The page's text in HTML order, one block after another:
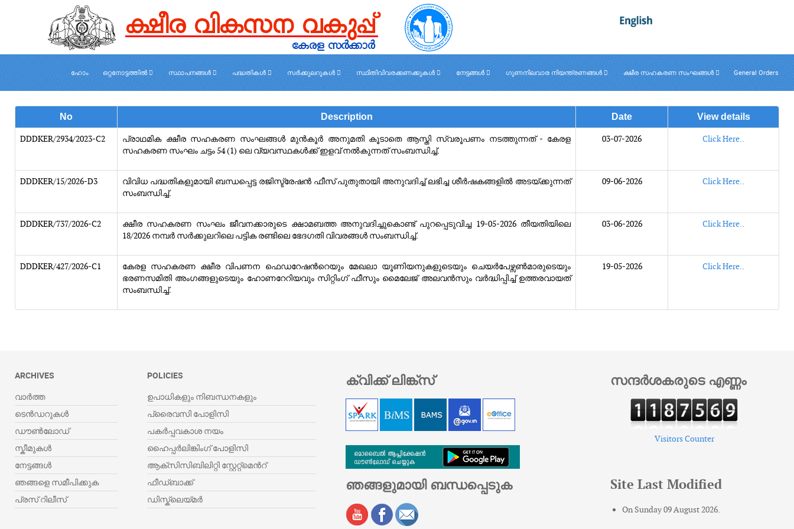
ഹോം ഒറ്റനോട്ടത്തിൽ സ്ഥാപനങ്ങൾ പദ്ധതികൾ സർക്കുലറുകൾ സ്ഥിതിവിവരക്കണക്കുകൾ നേട്ടങ്ങൾ ഗുണനിലവാര നിയന്ത്രണങ്ങൾ ക്ഷീര സഹകരണ സംഘങ്ങൾ General Orders
No Description Date View details
DDDKER/2934/2023-C2
പ്രാഥമിക ക്ഷീര സഹകരണ സംഘങ്ങള്‍ മുന്‍‌കൂര്‍ അനുമതി കൂടാതെ ആസ്തി സ്വരൂപണം നടത്തുന്നത് - കേരള
സഹകരണ സംഘം ചട്ടം 54 (1) ലെ വ്യവസ്ഥകള്‍ക്ക് ഇളവ് നല്‍കുന്നത് സംബന്ധിച്ച്.
03-07-2026 Click Here..
DDDKER/15/2026-D3
വിവിധ പദ്ധതികളുമായി ബന്ധപ്പെട്ട രജിസ്ട്രേഷന്‍ ഫീസ്‌ പുതുതായി അനുവദിച്ച് ലഭിച്ച ശീര്‍ഷകങ്ങളില്‍ അടയ്ക്കുന്നത്
സംബന്ധിച്ച്.
09-06-2026 Click Here..
DDDKER/737/2026-C2
ക്ഷീര സഹകരണ സംഘം ജീവനക്കാരുടെ ക്ഷാമബത്ത അനുവദിച്ചുകൊണ്ട് പുറപ്പെടുവിച്ച 19-05-2026 തീയതിയിലെ
18/2026 നമ്പര്‍ സര്‍ക്കുലറിലെ പട്ടിക രണ്ടിലെ ഭേദഗതി വിവരങ്ങള്‍ സംബന്ധിച്ച്.
03-06-2026 Click Here..
DDDKER/427/2026-C1
കേരള സഹകരണ ക്ഷീര വിപണന ഫെഡറേഷന്‍റെയും മേഖലാ യൂണിയനുകളുടെയും ചെയര്‍പേഴ്സണ്‍മാരുടെയും
ഭരണസമിതി അംഗങ്ങളുടെയും ഹോണറേറിയവും സിറ്റിംഗ് ഫീസും മൈലേജ് അലവന്‍സും വര്‍ദ്ധിപ്പിച്ച് ഉത്തരവായത്
സംബന്ധിച്ച്.
19-05-2026 Click Here..
ARCHIVES
വാർത്ത
ടെൻഡറുകൾ
ഡൗൺലോഡ്
സ്കീമുകൾ
നേട്ടങ്ങൾ
ഞങ്ങളെ സമീപിക്കുക
പ്രസ് റിലീസ്
POLICIES
ഉപാധികളും നിബന്ധനകളും
പ്രൈവസി പോളിസി
പകർപ്പവകാശ നയം
ഹൈപ്പർലിങ്കിംഗ് പോളിസി
ആക്സിസിബിലിറ്റി സ്റ്റേറ്റ്മെൻറ്
ഫീഡ്‌ബാക്ക്
ഡിസ്ക്ലെയ്‌മർ
ക്വിക്ക് ലിങ്ക്സ്
ഞങ്ങളുമായി ബന്ധപ്പെടുക
സന്ദർശകരുടെ എണ്ണം
Visitors Counter
Site Last Modified
On Sunday 09 August 2026.